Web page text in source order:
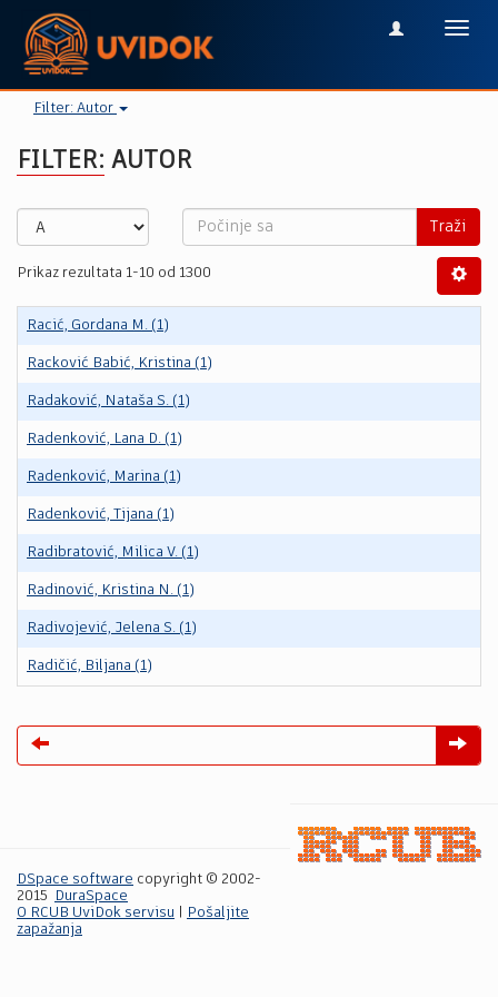
Filter: Autor
FILTER: AUTOR
Traži
Prikaz rezultata 1-10 od 1300
Racić, Gordana M. (1)
Racković Babić, Kristina (1)
Radaković, Nataša S. (1)
Radenković, Lana D. (1)
Radenković, Marina (1)
Radenković, Tijana (1)
Radibratović, Milica V. (1)
Radinović, Kristina N. (1)
Radivojević, Jelena S. (1)
Radičić, Biljana (1)
DSpace software copyright © 2002-
2015
DuraSpace
O RCUB UviDok servisu
Pošaljite
zapažanja